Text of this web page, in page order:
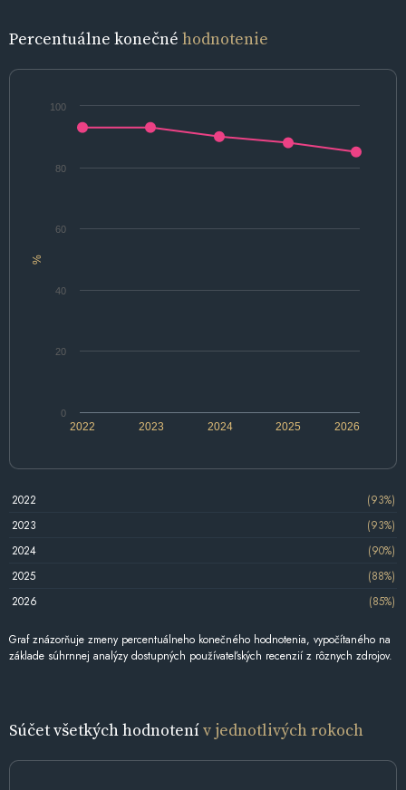
Percentuálne konečné hodnotenie
%
2022 2024 2026
2023 2025
0
20
40
60
80
100
2022
(93%)
2023
(93%)
2024
(90%)
2025
(88%)
2026
(85%)
Graf znázorňuje zmeny percentuálneho konečného hodnotenia, vypočítaného na
základe súhrnnej analýzy dostupných používateľských recenzií z rôznych zdrojov.
Súčet všetkých hodnotenív jednotlivých rokoch